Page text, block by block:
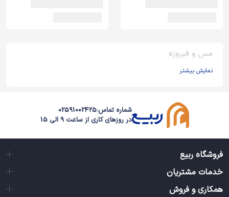
مس و فیروزه
نمایش بیشتر
شماره تماس:02591002425
در روزهای کاری از ساعت 9 الی 15
فروشگاه ربیع
خدمات مشتریان
همکاری و فروش